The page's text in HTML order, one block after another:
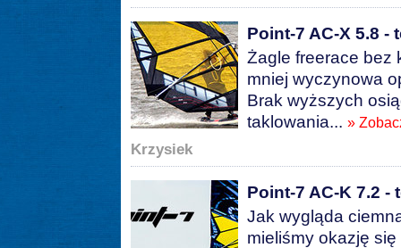
Point-7 AC-X 5.8 -
Żagle freerace bez
mniej wyczynowa
Brak wyższych
taklowania... »
Krzysiek
Point-7 AC-K 7.2 -
Jak wygląda
mieliśmy okazję